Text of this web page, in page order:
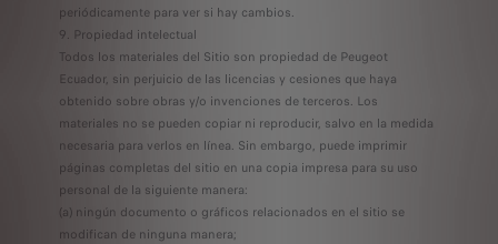
periódicamente para ver si hay cambios.
9. Propiedad intelectual
Todos los materiales del Sitio son propiedad de Peugeot
Ecuador, sin perjuicio de las licencias y cesiones que haya
obtenido sobre obras y/o invenciones de terceros. Los
materiales no se pueden copiar ni reproducir, salvo en la medida
necesaria para verlos en línea. Sin embargo, puede imprimir
páginas completas del sitio en una copia impresa para su uso
personal de la siguiente manera:
(a) ningún documento o gráficos relacionados en el sitio se
modifican de ninguna manera;